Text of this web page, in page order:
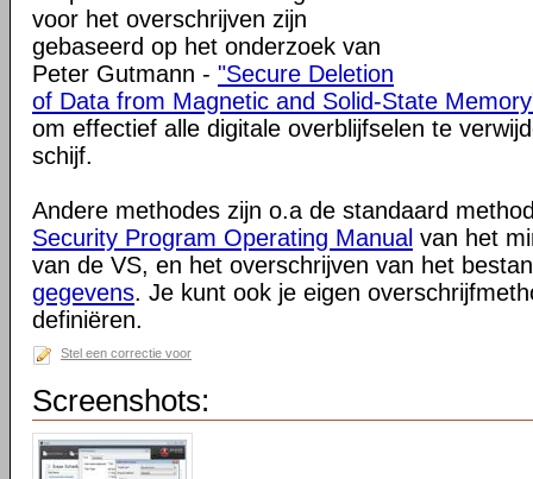
voor het overschrijven zijn
gebaseerd op het onderzoek van
Peter Gutmann - "Secure Deletion
of Data from Magnetic and Solid-State
om effectief alle digitale overblijfselen te
schijf.
Andere methodes zijn o.a de standaard
Security Program Operating Manual van het
van de VS, en het overschrijven van het
gegevens. Je kunt ook je eigen
definiëren.
Stel een correctie voor
Screenshots: